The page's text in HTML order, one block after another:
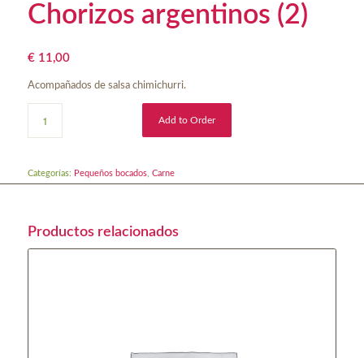
Chorizos argentinos (2)
€11,00
Acompañados de salsa chimichurri.
Add to Order
Categorías: Pequeños bocados, Carne
Productos relacionados